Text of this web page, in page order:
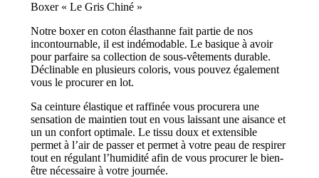
Boxer « Le Gris Chiné »
Notre boxer en coton élasthanne fait partie de nos
incontournable, il est indémodable. Le basique à avoir
pour parfaire sa collection de sous-vêtements durable.
Déclinable en plusieurs coloris, vous pouvez également
vous le procurer en lot.
Sa ceinture élastique et raffinée vous procurera une
sensation de maintien tout en vous laissant une aisance et
un un confort optimale. Le tissu doux et extensible
permet à l’air de passer et permet à votre peau de respirer
tout en régulant l’humidité afin de vous procurer le bien-
être nécessaire à votre journée.